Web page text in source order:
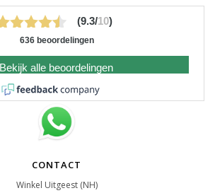
(9.3/10)
636 beoordelingen
Bekijk alle beoordelingen
CONTACT
Winkel Uitgeest (NH)